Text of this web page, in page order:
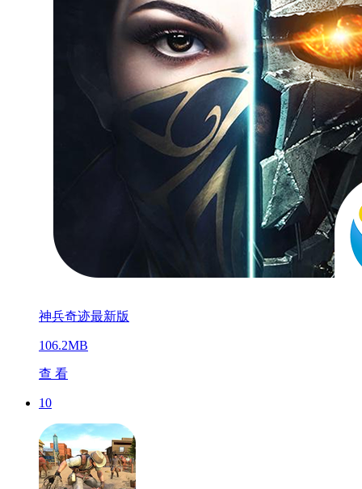
神兵奇迹最新版
106.2MB
查 看
10